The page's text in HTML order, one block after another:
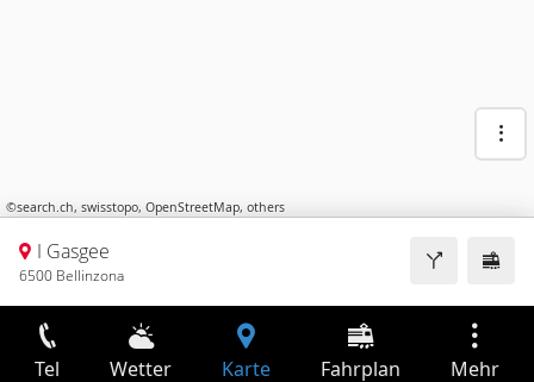
©search.ch, swisstopo, OpenStreetMap, others
I Gasgee
6500 Bellinzona
Tel Wetter Karte Fahrplan Mehr